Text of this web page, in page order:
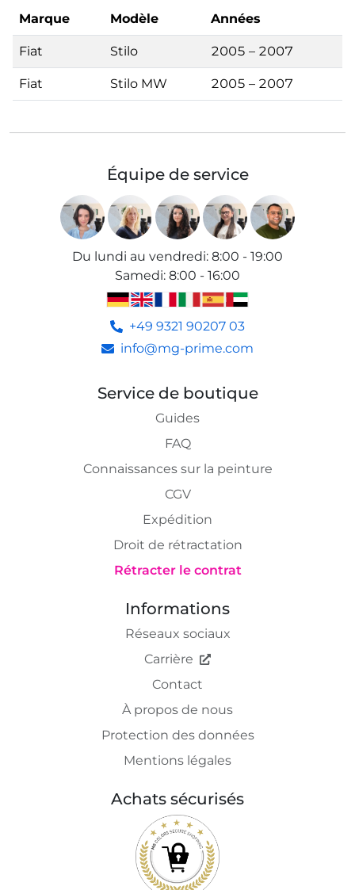
Marque Modèle Années
Fiat Stilo 2005 – 2007
Fiat Stilo MW 2005 – 2007
Équipe de service
Du lundi au vendredi: 8:00 - 19:00
Samedi: 8:00 - 16:00
+49 9321 90207 03
info@mg-prime.com
Service de boutique
Guides
FAQ
Connaissances sur la peinture
CGV
Expédition
Droit de rétractation
Rétracter le contrat
Informations
Réseaux sociaux
Carrière
Contact
À propos de nous
Protection des données
Mentions légales
Achats sécurisés